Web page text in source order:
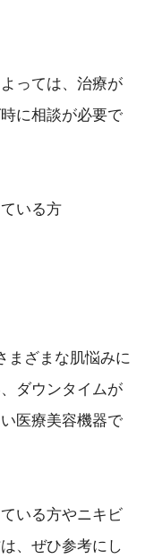
っては、治療が
に相談が必要で
いる方
まざまな肌悩みに
ダウンタイムが
医療美容機器で
いる方やニキビ
、ぜひ参考にし